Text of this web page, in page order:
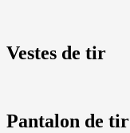
Vestes de tir
Pantalon de tir